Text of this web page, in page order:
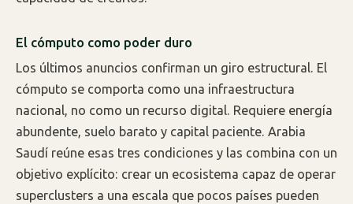
El cómputo como poder duro
Los últimos anuncios confirman un giro estructural. El
cómputo se comporta como una infraestructura
nacional, no como un recurso digital. Requiere energía
abundente, suelo barato y capital paciente. Arabia
Saudí reúne esas tres condiciones y las combina con un
objetivo explícito: crear un ecosistema capaz de operar
superclusters a una escala que pocos países pueden